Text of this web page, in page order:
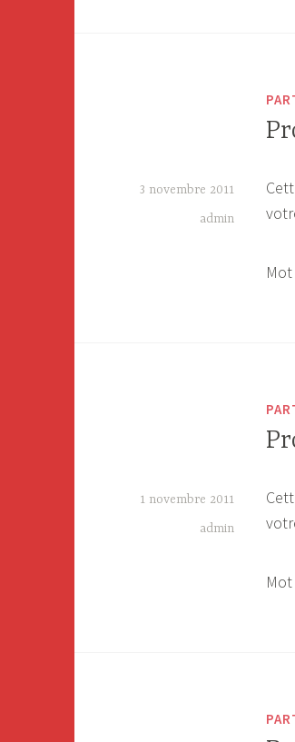
3 novembre 2011
admin
1 novembre 2011
admin